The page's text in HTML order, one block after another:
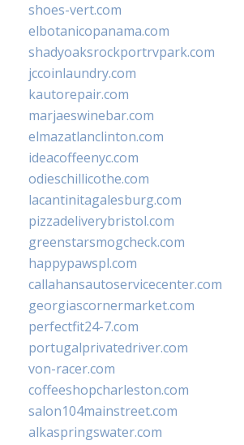
shoes-vert.com
elbotanicopanama.com
shadyoaksrockportrvpark.com
jccoinlaundry.com
kautorepair.com
marjaeswinebar.com
elmazatlanclinton.com
ideacoffeenyc.com
odieschillicothe.com
lacantinitagalesburg.com
pizzadeliverybristol.com
greenstarsmogcheck.com
happypawspl.com
callahansautoservicecenter.com
georgiascornermarket.com
perfectfit24-7.com
portugalprivatedriver.com
von-racer.com
coffeeshopcharleston.com
salon104mainstreet.com
alkaspringswater.com